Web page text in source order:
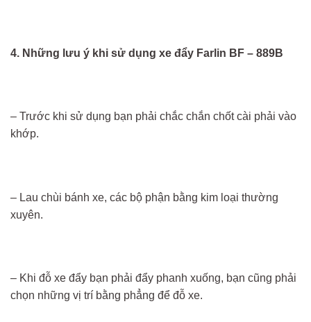
4. Những lưu ý khi sử dụng xe đẩy Farlin BF – 889B
– Trước khi sử dụng bạn phải chắc chắn chốt cài phải vào
khớp.
– Lau chùi bánh xe, các bộ phận bằng kim loại thường
xuyên.
– Khi đỗ xe đẩy bạn phải đẩy phanh xuống, bạn cũng phải
chọn những vị trí bằng phẳng để đỗ xe.